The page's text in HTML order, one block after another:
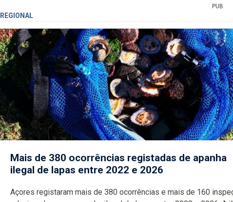
PUB
REGIONAL
Mais de 380 ocorrências registadas de apanha
ilegal de lapas entre 2022 e 2026
Açores registaram mais de 380 ocorrências e mais de 160 inspeções